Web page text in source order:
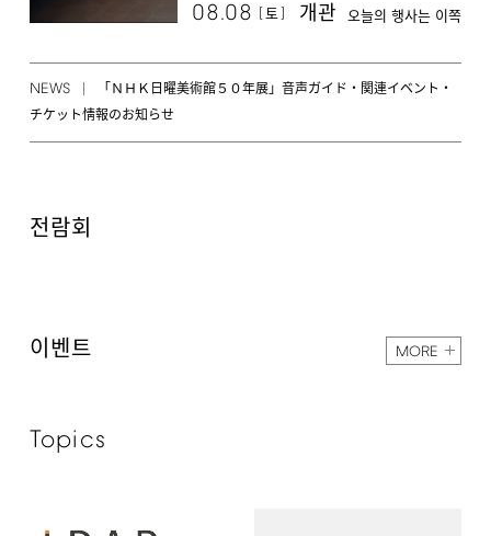
08.08 [토] 개관 오늘의 행사는 이쪽
NEWS
「ＮＨＫ日曜美術館５０年展」音声ガイド・関連イベント・
チケット情報のお知らせ
전람회
이벤트 MORE
Topics